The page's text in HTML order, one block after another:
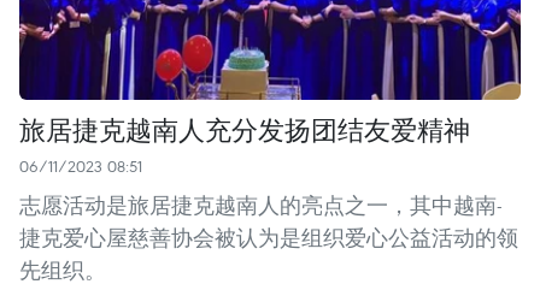
旅居捷克越南人充分发扬团结友爱精神
06/11/2023 08:51
志愿活动是旅居捷克越南人的亮点之一，其中越南-
捷克爱心屋慈善协会被认为是组织爱心公益活动的领
先组织。